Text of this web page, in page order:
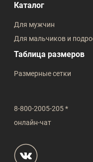
8-800-2005-205 *
онлайн-чат
Каталог
Для мужчин
Для мальчиков и
Таблица размеров
Размерные сетки